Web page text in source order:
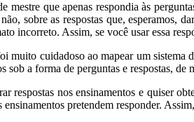
mestre que apenas respondia às
sobre as respostas que, esperamos,
incorreto. Assim, se você usar essa
muito cuidadoso ao mapear um sistema
sob a forma de perguntas e respostas,
respostas nos ensinamentos e quiser
ensinamentos pretendem responder.